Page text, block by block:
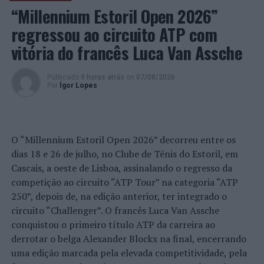
NÃO PERCA
Católica lança curso avançado para potenciar a inclusão
de pessoas com deficiência
“Millennium Estoril Open 2026”
regressou ao circuito ATP com
vitória do francês Luca Van Assche
Publicado 9 horas atrás on 07/08/2026
Por
Ígor Lopes
O “Millennium Estoril Open 2026” decorreu entre os
dias 18 e 26 de julho, no Clube de Ténis do Estoril, em
Cascais, a oeste de Lisboa, assinalando o regresso da
competição ao circuito “ATP Tour” na categoria “ATP
250”, depois de, na edição anterior, ter integrado o
circuito “Challenger”. O francês Luca Van Assche
conquistou o primeiro título ATP da carreira ao
derrotar o belga Alexander Blockx na final, encerrando
uma edição marcada pela elevada competitividade, pela